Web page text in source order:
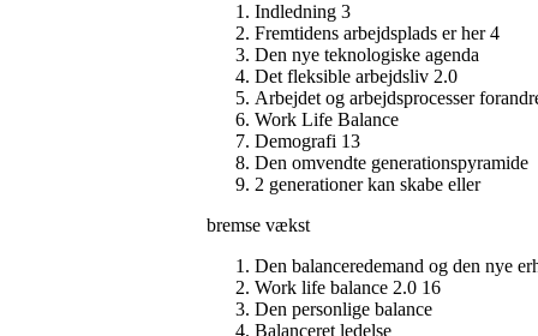
Indledning 3
Fremtidens arbejdsplads er her 4
Den nye teknologiske agenda
Det fleksible arbejdsliv 2.0
Arbejdet og arbejdsprocesser
Work Life Balance
Demografi 13
Den omvendte generationspyramide
2 generationer kan skabe eller
bremse vækst
Den balanceredemand og den nye
Work life balance 2.0 16
Den personlige balance
Balanceret ledelse